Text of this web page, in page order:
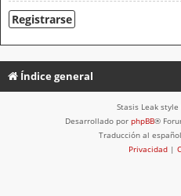
Registrarse
Índice general
Stasis Leak style
Desarrollado por phpBB®
Traducción al
Privacidad |